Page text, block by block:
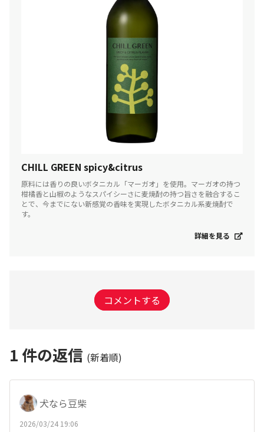
CHILL GREEN spicy&citrus
原料には香りの良いボタニカル「マーガオ」を使用。マーガオの持つ
柑橘香と山椒のようなスパイシーさに麦焼酎の持つ旨さを融合するこ
とで、今までにない新感覚の香味を実現したボタニカル系麦焼酎で
す。
詳細を見る
コメントする
1 件の返信 (新着順)
犬なら豆柴
2026/03/24 19:06